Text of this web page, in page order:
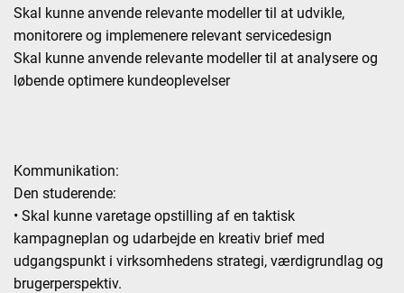
Skal kunne anvende relevante modeller til at udvikle,
monitorere og implemenere relevant servicedesign
Skal kunne anvende relevante modeller til at analysere og
løbende optimere kundeoplevelser
Kommunikation:
Den studerende:
• Skal kunne varetage opstilling af en taktisk
kampagneplan og udarbejde en kreativ brief med
udgangspunkt i virksomhedens strategi, værdigrundlag og
brugerperspektiv.